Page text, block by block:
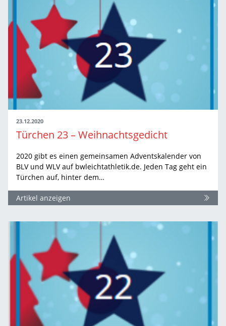
23.12.2020
Türchen 23 – Weihnachtsgedicht
2020 gibt es einen gemeinsamen Adventskalender von
BLV und WLV auf bwleichtathletik.de. Jeden Tag geht ein
Türchen auf, hinter dem…
Artikel anzeigen